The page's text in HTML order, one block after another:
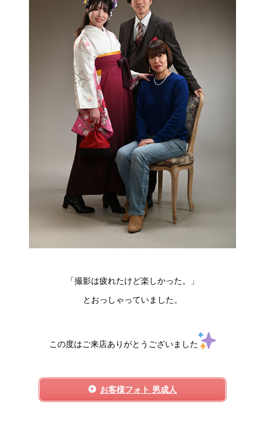
「撮影は疲れたけど楽しかった。」
とおっしゃっていました。
この度はご来店ありがとうございました
お客様フォト 男成人